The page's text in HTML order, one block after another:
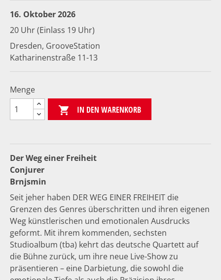
16. Oktober 2026
20 Uhr (Einlass 19 Uhr)
Dresden, GrooveStation
Katharinenstraße 11-13
Menge
 IN DEN WARENKORB
Der Weg einer Freiheit
Conjurer
Brnjsmin
Seit jeher haben DER WEG EINER FREIHEIT die
Grenzen des Genres überschritten und ihren eigenen
Weg künstlerischen und emotionalen Ausdrucks
geformt. Mit ihrem kommenden, sechsten
Studioalbum (tba) kehrt das deutsche Quartett auf
die Bühne zurück, um ihre neue Live-Show zu
präsentieren – eine Darbietung, die sowohl die